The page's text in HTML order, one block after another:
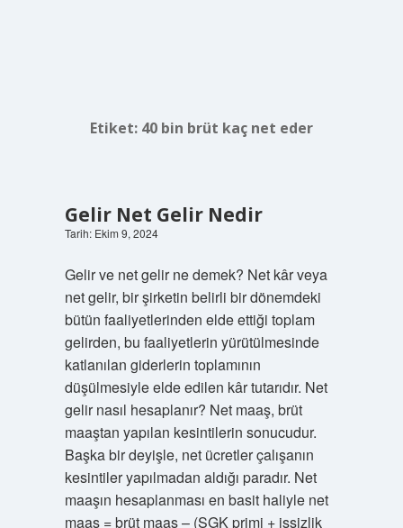
Etiket: 40 bin brüt kaç net eder
Gelir Net Gelir Nedir
Tarih: Ekim 9, 2024
Gelir ve net gelir ne demek? Net kâr veya
net gelir, bir şirketin belirli bir dönemdeki
bütün faaliyetlerinden elde ettiği toplam
gelirden, bu faaliyetlerin yürütülmesinde
katlanılan giderlerin toplamının
düşülmesiyle elde edilen kâr tutarıdır. Net
gelir nasıl hesaplanır? Net maaş, brüt
maaştan yapılan kesintilerin sonucudur.
Başka bir deyişle, net ücretler çalışanın
kesintiler yapılmadan aldığı paradır. Net
maaşın hesaplanması en basit haliyle net
maaş = brüt maaş – (SGK primi + işsizlik